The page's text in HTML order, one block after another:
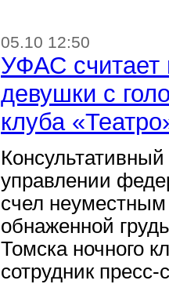
05.10 12:50
УФАС
девушки с
клуба
управлении
счел
обнаженной
Томска ночного
сотрудник